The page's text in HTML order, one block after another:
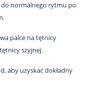
do normalnego rytmu po
palce na tętnicy
szyjnej.
aby uzyskać dokładny